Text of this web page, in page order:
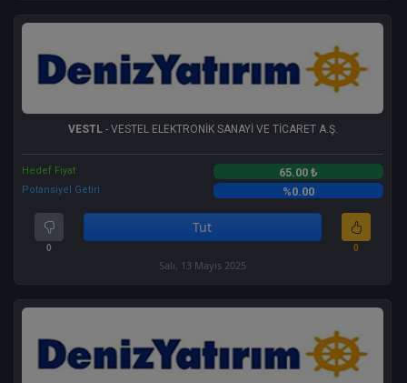
VESTL- VESTEL ELEKTRONİK SANAYİ VE TİCARET A.Ş.
Hedef Fiyat 65.00 ₺
Potansiyel Getiri %0.00
0
Tut
0
Salı, 13 Mayıs 2025